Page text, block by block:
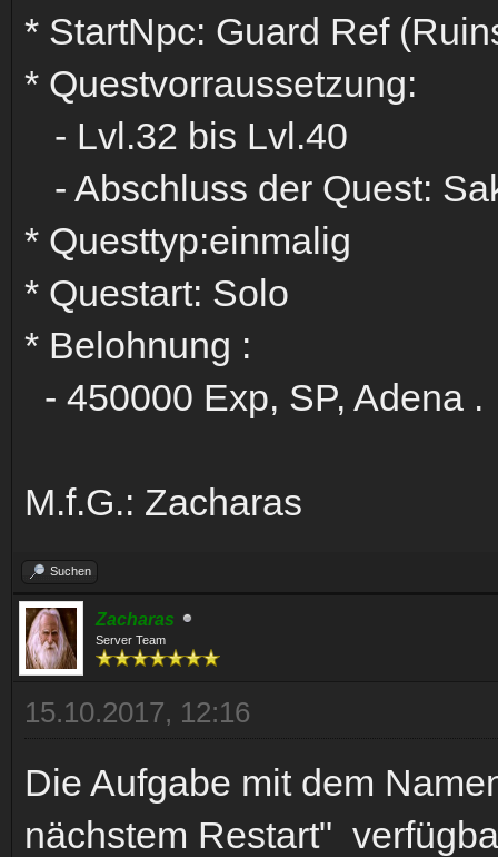
* StartNpc: Guard Ref
* Questvorraussetzung:
- Lvl.32 bis Lvl.40
- Abschluss der Quest:
* Questtyp:einmalig
* Questart: Solo
* Belohnung :
- 450000 Exp, SP, Adena .
M.f.G.: Zacharas
Suchen
Zacharas
Server Team
15.10.2017, 12:16
Die Aufgabe mit dem
nächstem Restart"